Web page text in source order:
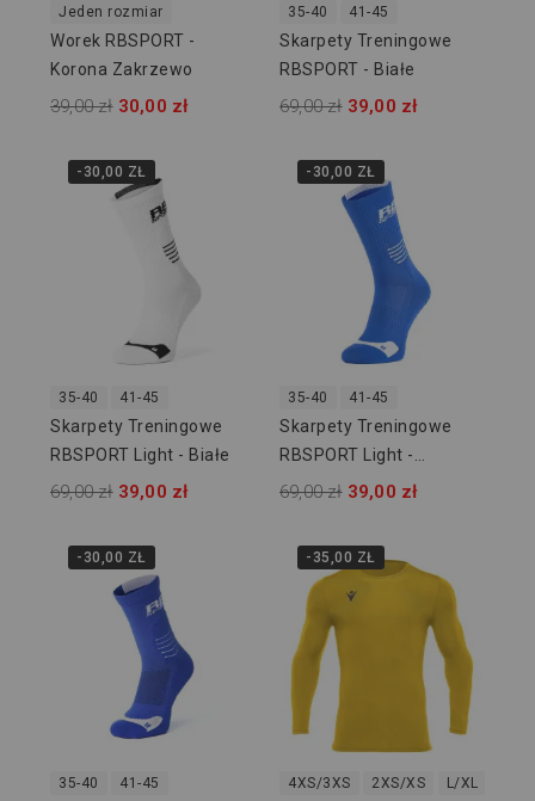
Jeden rozmiar
Worek RBSPORT -
Korona Zakrzewo
39,00 zł 30,00 zł
35-40 41-45
Skarpety Treningowe
RBSPORT - Białe
69,00 zł 39,00 zł
-30,00 ZŁ
35-40 41-45
Skarpety Treningowe
RBSPORT Light - Białe
69,00 zł 39,00 zł
-30,00 ZŁ
35-40 41-45
Skarpety Treningowe
RBSPORT Light -
Niebieskie
69,00 zł 39,00 zł
-30,00 ZŁ
35-40 41-45
-35,00 ZŁ
4XS/3XS 2XS/XS L/XL